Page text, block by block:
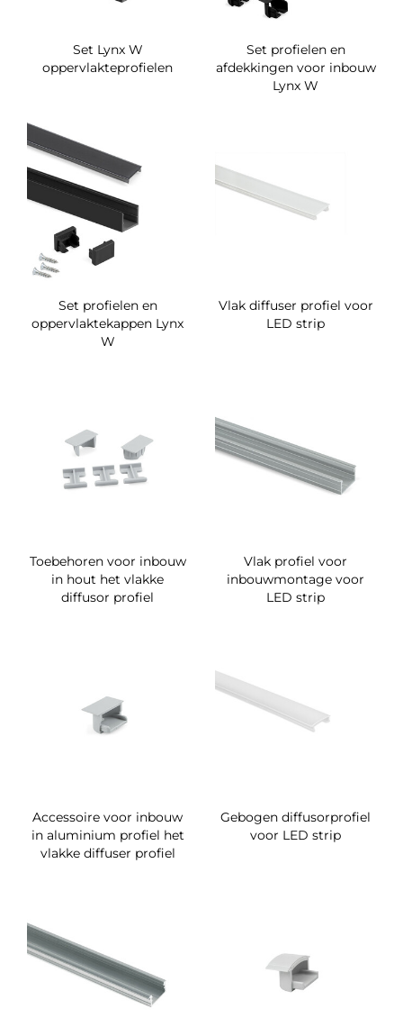
Set Lynx W
oppervlakteprofielen
Set profielen en
afdekkingen voor inbouw
Lynx W
Set profielen en
oppervlaktekappen Lynx
W
Vlak diffuser profiel voor
LED strip
Toebehoren voor inbouw
in hout het vlakke
diffusor profiel
Vlak profiel voor
inbouwmontage voor
LED strip
Accessoire voor inbouw
in aluminium profiel het
vlakke diffuser profiel
Gebogen diffusorprofiel
voor LED strip